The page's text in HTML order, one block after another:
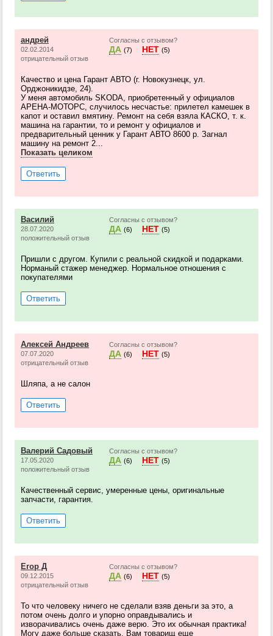
андрей
02.02.2014
отрицательный отзыв
Согласны с отзывом?
ДА (7) НЕТ (5)
Качество и цена Гарант АВТО (г. Новокузнецк, ул.
Орджоникидзе, 24).
У меня автомобиль SKODA, приобретенный у официалов
АРЕНА-МОТОРС, случилось несчастье: прилетел камешек в
капот и оставил вмятину. Ремонт на себя взяла КАСКО, т. к.
машина на гарантии, то и ремонт у официалов и
предварительный ценник у Гарант АВТО 8600 р. Загнал
машину на ремонт 2...
Показать целиком
Ответить
Василий
28.07.2020
положительный отзыв
Согласны с отзывом?
ДА (6) НЕТ (5)
Пришли с другом. Купили с реальной скидкой и подарками.
Норманый стажер менеджер. Нормальное отношения с
покупателями
Ответить
Алексей Андреев
07.07.2020
отрицательный отзыв
Согласны с отзывом?
ДА (6) НЕТ (5)
Шляпа, а не салон
Ответить
Валерий Садовый
17.05.2020
положительный отзыв
Согласны с отзывом?
ДА (6) НЕТ (5)
Качественный сервис, умеренные цены, оригинальные
запчасти, гарантия.
Ответить
Егор Д
09.12.2015
отрицательный отзыв
Согласны с отзывом?
ДА (6) НЕТ (5)
То что человеку ничего не сделали взяв деньги за это, а
потом очень долго и упорно оправдывались и
изворачивались очень даже верю. Это их обычная практика!
Могу даже больше сказать. Вам товарищ еще